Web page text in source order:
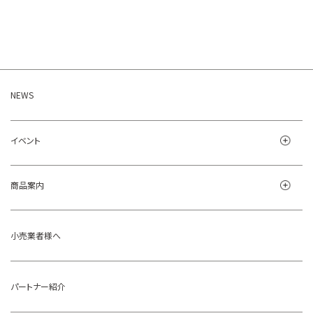
NEWS
イベント
商品案内
小売業者様へ
パートナー紹介